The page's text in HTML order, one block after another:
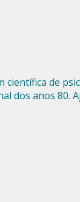
científica de
dos anos 80.